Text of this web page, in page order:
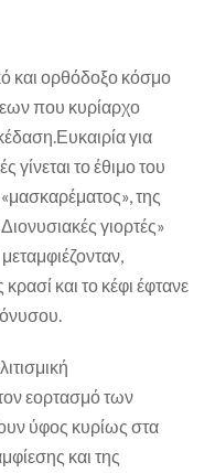
και ορθόδοξο κόσμο
που κυρίαρχο
για
γίνεται το έθιμο του
της
γιορτές»
και το κέφι έφτανε
εορτασμό των
ύφος κυρίως στα
και της